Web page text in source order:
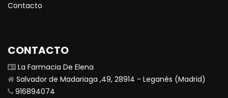
Contacto
CONTACTO
La Farmacia De Elena
Salvador de Madariaga ,49, 28914 - Leganés (Madrid)
916894074